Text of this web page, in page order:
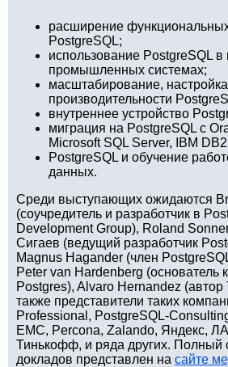
расширение
PostgreSQL;
использование PostgreSQL в
промышленных системах;
масштабирование,
производительности
внутреннее устройство
миграция на PostgreSQL с
Microsoft SQL Server, IBM
PostgreSQL и обучение
данных.
Среди выступающих ожидаются
(соучредитель и разработчик в
Development Group), Roland
Сигаев (ведущий разработчик
Magnus Hagander (член
Peter van Hardenberg (основатель
Postgres), Alvaro Hernandez (автор
также представители таких
Professional, PostgreSQL-
EMC, Percona, Zalando, Яндекс,
Тинькофф, и ряда других. Полный
докладов представлен на сайте